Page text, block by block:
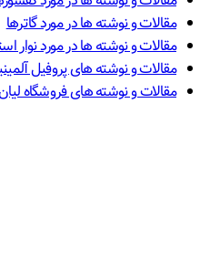
مقالات و نوشته ها در مورد گاترها
مقالات و نوشته ها در مورد نوار
مقالات و نوشته های پروفیل
مقالات و نوشته های فروشگاه